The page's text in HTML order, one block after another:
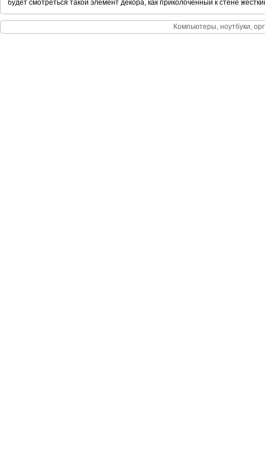
будет смотреться такой элемент декора, как приколоченный к стене
Компьютеры, ноутбуки,